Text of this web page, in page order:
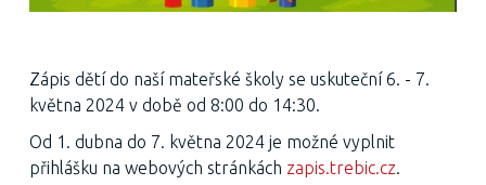
Zápis dětí do naší mateřské školy se uskuteční 6. - 7.
května 2024 v době od 8:00 do 14:30.
Od 1. dubna do 7. května 2024 je možné vyplnit
přihlášku na webových stránkách zapis.trebic.cz.